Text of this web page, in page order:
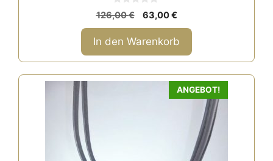
0
v
o
5
126,00€
Ursprünglicher
Preis
war:
126,00 €
63,00€Aktueller
Preis
ist:
63,00 €.
In den Warenkorb
ANGEBOT!